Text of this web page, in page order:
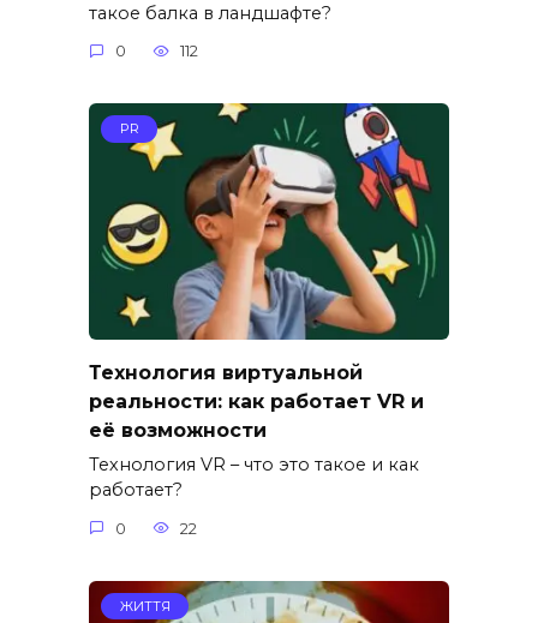
такое балка в ландшафте?
0 112
PR
Технология виртуальной
реальности: как работает VR и
её возможности
Технология VR – что это такое и как
работает?
0 22
ЖИТТЯ